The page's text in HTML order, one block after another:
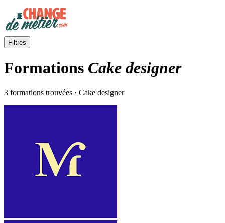
Filtres
Formations Cake designer
3 formations trouvées · Cake designer